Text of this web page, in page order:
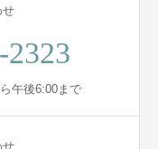
せ
2323
午後6:00まで
せ